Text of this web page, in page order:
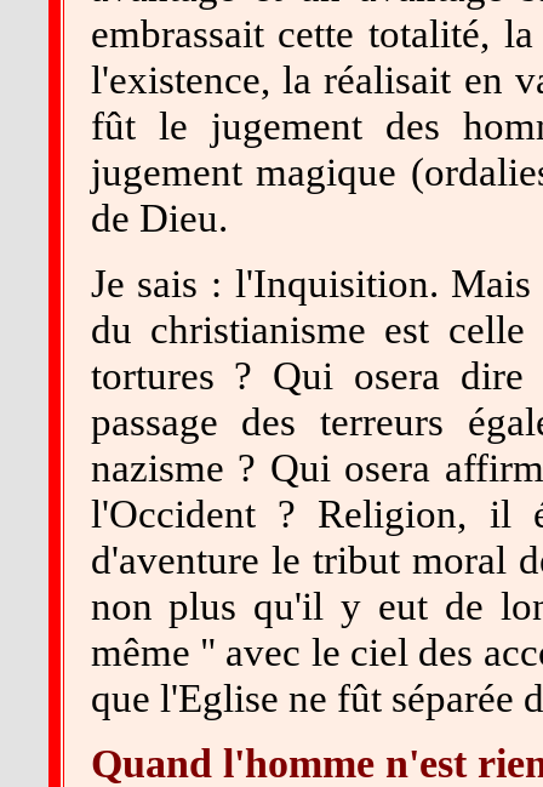
embrassait cette totalité,
l'existence, la réalisait en
fût le jugement des
jugement magique
de Dieu.
Je sais : l'Inquisition.
du christianisme est
tortures ? Qui osera
passage des terreurs
nazisme ? Qui osera
l'Occident ? Religion, il
d'aventure le tribut moral
non plus qu'il y eut de
même " avec le ciel des
que l'Eglise ne fût séparée
Quand l'homme n'est